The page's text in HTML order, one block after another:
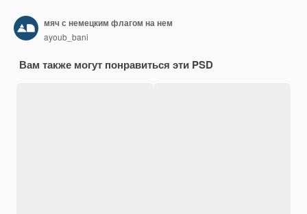
мяч с немецким флагом на нем
ayoub_bani
Вам также могут понравиться эти PSD